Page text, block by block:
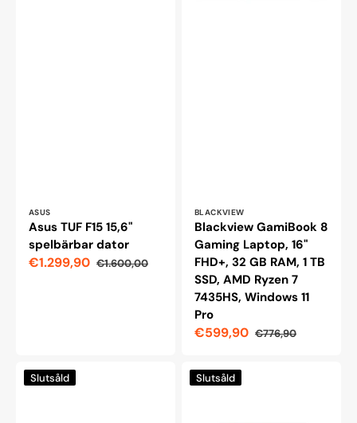
Leverantör:
ASUS
Asus TUF F15 15,6"
spelbärbar dator
Reapris
€1.299,90
Ordinarie
€1.600,00
Leverantör:
BLACKVIEW
Blackview GamiBook 8
Gaming Laptop, 16"
FHD+, 32 GB RAM, 1 TB
SSD, AMD Ryzen 7
7435HS, Windows 11
Pro
Reapris
€599,90
Ordinarie
€776,90
Asus
TUFSlutsåld
MSI
Cyborg
Slutsåld